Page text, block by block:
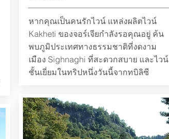
หากคุณเป็นคนรักไวน์ แหล่งผลิตไวน์
Kakheti ของจอร์เจียกำลังรอคุณอยู่ ค้น
พบภูมิประเทศทางธรรมชาติที่งดงาม
เมือง Sighnaghi ที่สะดวกสบาย และไวน์
ชั้นเยี่ยมในทริปหนึ่งวันนี้จากทบิลิซี